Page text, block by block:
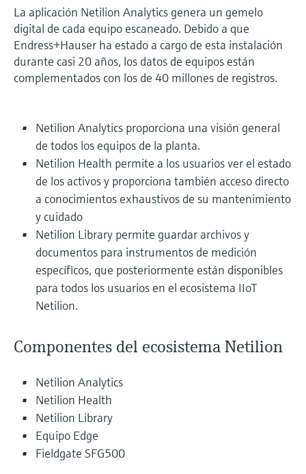
La aplicación Netilion Analytics genera un gemelo
digital de cada equipo escaneado. Debido a que
Endress+Hauser ha estado a cargo de esta instalación
durante casi 20 años, los datos de equipos están
complementados con los de 40 millones de registros.
Netilion Analytics proporciona una visión general
de todos los equipos de la planta.
Netilion Health permite a los usuarios ver el estado
de los activos y proporciona también acceso directo
a conocimientos exhaustivos de su mantenimiento
y cuidado
Netilion Library permite guardar archivos y
documentos para instrumentos de medición
específicos, que posteriormente están disponibles
para todos los usuarios en el ecosistema IIoT
Netilion.
Componentes del ecosistema Netilion
Netilion Analytics
Netilion Health
Netilion Library
Equipo Edge
Fieldgate SFG500